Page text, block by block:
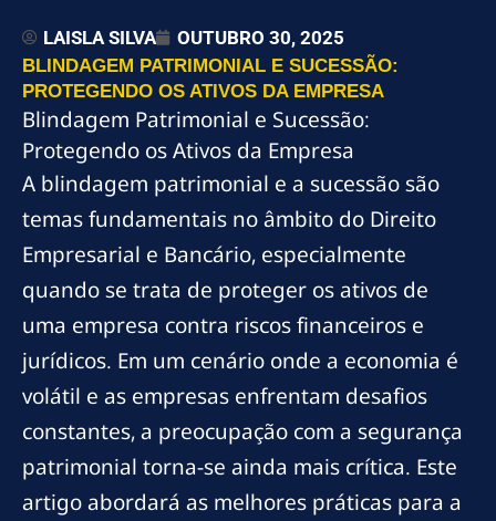
LAISLA SILVA OUTUBRO 30, 2025
BLINDAGEM PATRIMONIAL E SUCESSÃO:
PROTEGENDO OS ATIVOS DA EMPRESA
Blindagem Patrimonial e Sucessão:
Protegendo os Ativos da Empresa
A blindagem patrimonial e a sucessão são
temas fundamentais no âmbito do Direito
Empresarial e Bancário, especialmente
quando se trata de proteger os ativos de
uma empresa contra riscos financeiros e
jurídicos. Em um cenário onde a economia é
volátil e as empresas enfrentam desafios
constantes, a preocupação com a segurança
patrimonial torna-se ainda mais crítica. Este
artigo abordará as melhores práticas para a